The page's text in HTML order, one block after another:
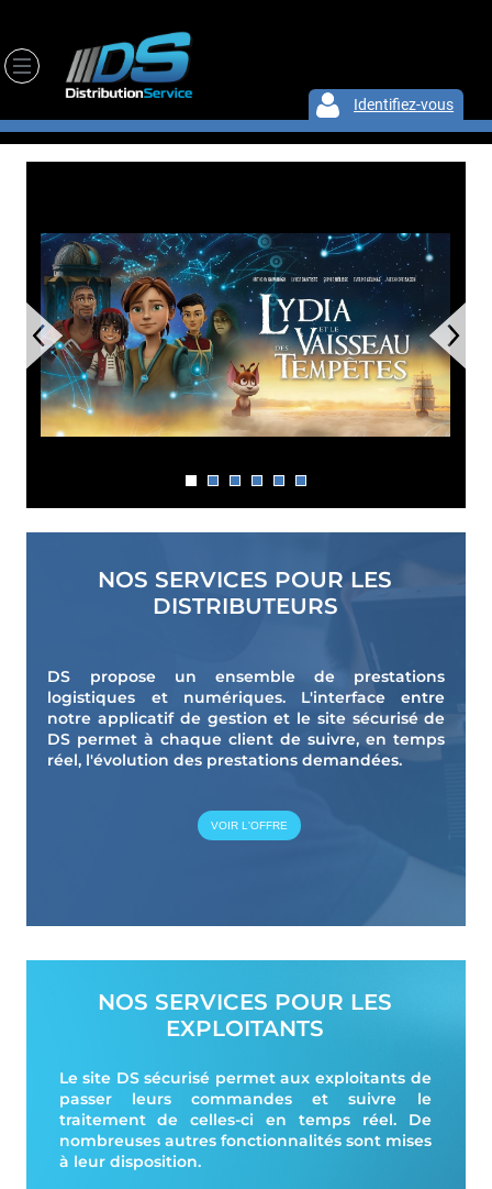
Identifiez-vous
NOS SERVICES POUR LES
DISTRIBUTEURS
DS propose un ensemble de prestations
logistiques et numériques. L'interface entre
notre applicatif de gestion et le site sécurisé de
DS permet à chaque client de suivre, en temps
réel, l'évolution des prestations demandées.
VOIR L'OFFRE
NOS SERVICES POUR LES
EXPLOITANTS
Le site DS sécurisé permet aux exploitants de
passer leurs commandes et suivre le
traitement de celles-ci en temps réel. De
nombreuses autres fonctionnalités sont mises
à leur disposition.